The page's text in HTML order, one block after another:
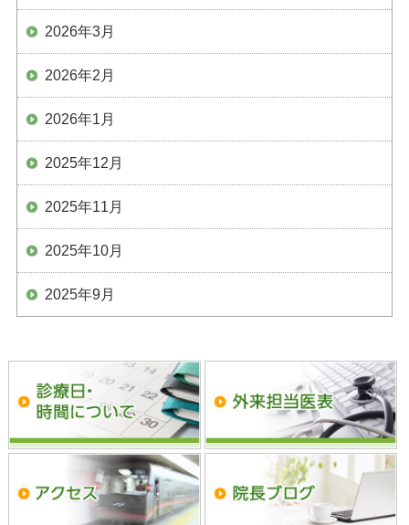
2026年3月
2026年2月
2026年1月
2025年12月
2025年11月
2025年10月
2025年9月